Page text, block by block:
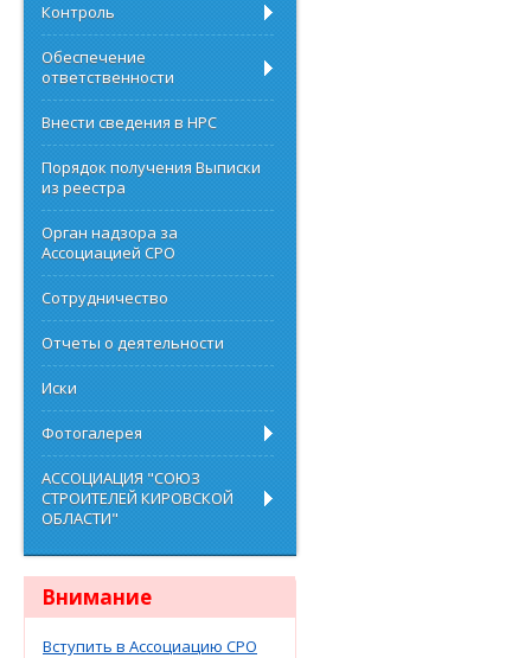
Контроль
Обеспечение
ответственности
Внести сведения в НРС
Порядок получения Выписки
из реестра
Орган надзора за
Ассоциацией СРО
Сотрудничество
Отчеты о деятельности
Иски
Фотогалерея
АССОЦИАЦИЯ "СОЮЗ
СТРОИТЕЛЕЙ КИРОВСКОЙ
ОБЛАСТИ"
Внимание
Вступить в Ассоциацию СРО